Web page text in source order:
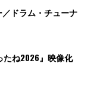
／ドラム・チューナ
たね2026』映像化